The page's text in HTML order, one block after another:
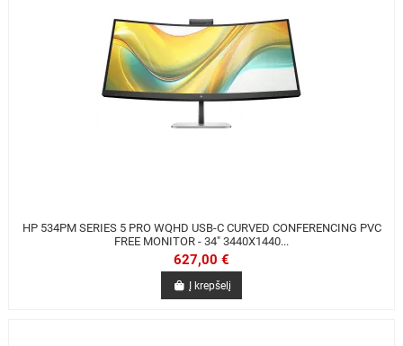
HP 534PM SERIES 5 PRO WQHD USB-C CURVED CONFERENCING PVC
FREE MONITOR - 34" 3440X1440...
627,00 €
Į krepšelį